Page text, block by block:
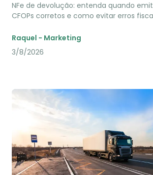
NFe de devolução: entenda quando
CFOPs corretos e como evitar erros
Raquel - Marketing
3/8/2026